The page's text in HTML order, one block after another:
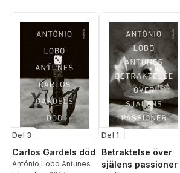
Del 3
Carlos Gardels död
António Lobo Antunes
Del 1
Betraktelse över
själens passioner